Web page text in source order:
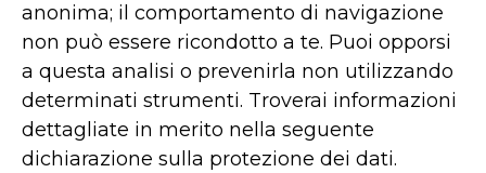
anonima; il comportamento di navigazione
non può essere ricondotto a te. Puoi opporsi
a questa analisi o prevenirla non utilizzando
determinati strumenti. Troverai informazioni
dettagliate in merito nella seguente
dichiarazione sulla protezione dei dati.